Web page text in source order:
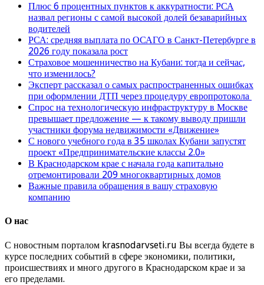
Плюс 6 процентных пунктов к аккуратности: РСА
назвал регионы с самой высокой долей безаварийных
водителей
РСА: средняя выплата по ОСАГО в Санкт-Петербурге в
2026 году показала рост
Страховое мошенничество на Кубани: тогда и сейчас,
что изменилось?
Эксперт рассказал о самых распространенных ошибках
при оформлении ДТП через процедуру европротокола
Спрос на технологическую инфраструктуру в Москве
превышает предложение — к такому выводу пришли
участники форума недвижимости «Движение»
С нового учебного года в 35 школах Кубани запустят
проект «Предпринимательские классы 2.0»
В Краснодарском крае с начала года капитально
отремонтировали 209 многоквартирных домов
Важные правила обращения в вашу страховую
компанию
О нас
С новостным порталом krasnodarvseti.ru Вы всегда будете в
курсе последних событий в сфере экономики, политики,
происшествиях и много другого в Краснодарском крае и за
его пределами.